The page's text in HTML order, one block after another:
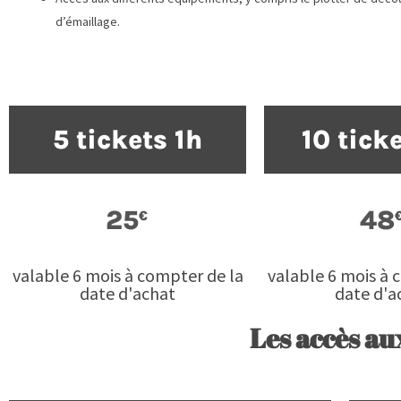
d’émaillage.
5 tickets 1h
25€
valable 6 mois à compter de la
date d'achat
10
48
valable 6 mois à
date
Les accès